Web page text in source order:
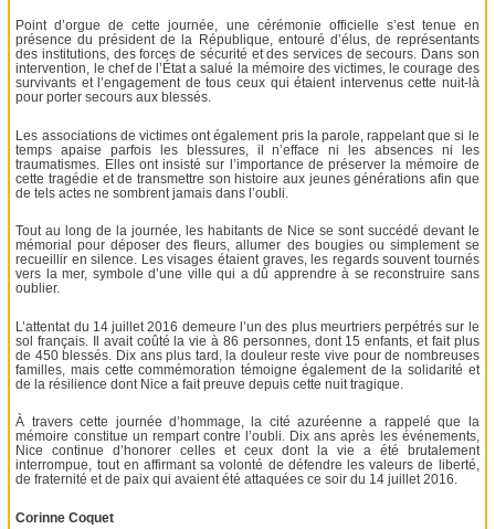
Point d’orgue de cette journée, une cérémonie officielle s’est tenue en
présence du président de la République, entouré d’élus, de représentants
des institutions, des forces de sécurité et des services de secours. Dans son
intervention, le chef de l’État a salué la mémoire des victimes, le courage des
survivants et l’engagement de tous ceux qui étaient intervenus cette nuit-là
pour porter secours aux blessés.
Les associations de victimes ont également pris la parole, rappelant que si le
temps apaise parfois les blessures, il n’efface ni les absences ni les
traumatismes. Elles ont insisté sur l’importance de préserver la mémoire de
cette tragédie et de transmettre son histoire aux jeunes générations afin que
de tels actes ne sombrent jamais dans l’oubli.
Tout au long de la journée, les habitants de Nice se sont succédé devant le
mémorial pour déposer des fleurs, allumer des bougies ou simplement se
recueillir en silence. Les visages étaient graves, les regards souvent tournés
vers la mer, symbole d’une ville qui a dû apprendre à se reconstruire sans
oublier.
L’attentat du 14 juillet 2016 demeure l’un des plus meurtriers perpétrés sur le
sol français. Il avait coûté la vie à 86 personnes, dont 15 enfants, et fait plus
de 450 blessés. Dix ans plus tard, la douleur reste vive pour de nombreuses
familles, mais cette commémoration témoigne également de la solidarité et
de la résilience dont Nice a fait preuve depuis cette nuit tragique.
À travers cette journée d’hommage, la cité azuréenne a rappelé que la
mémoire constitue un rempart contre l’oubli. Dix ans après les événements,
Nice continue d’honorer celles et ceux dont la vie a été brutalement
interrompue, tout en affirmant sa volonté de défendre les valeurs de liberté,
de fraternité et de paix qui avaient été attaquées ce soir du 14 juillet 2016.
Corinne Coquet